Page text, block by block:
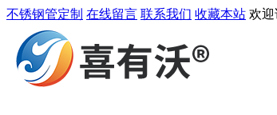
不锈钢管定制 在线留言 联系我们 收藏本站 欢迎